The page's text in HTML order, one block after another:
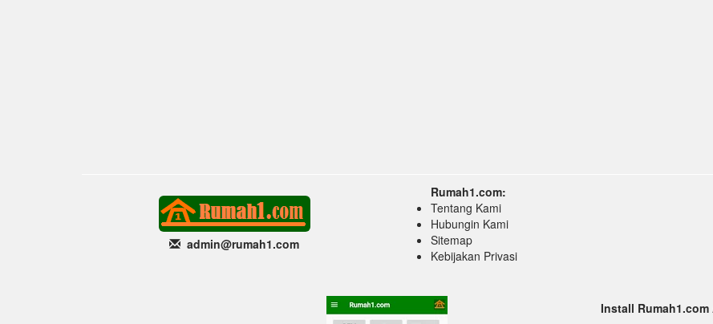
admin@rumah1.com
Rumah1.com:
Tentang Kami
Hubungin Kami
Sitemap
Kebijakan Privasi
Install